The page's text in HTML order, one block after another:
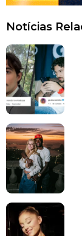
Notícias